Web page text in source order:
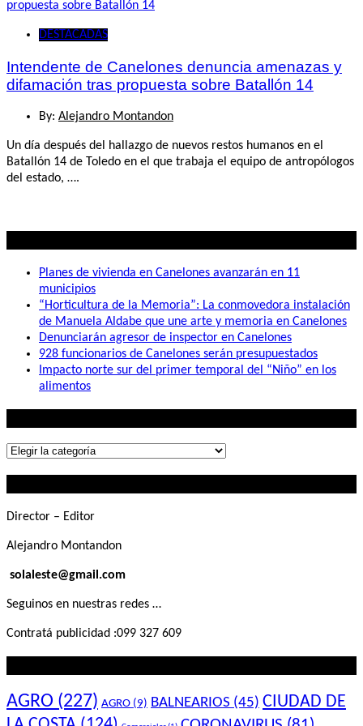
DESTACADAS
Intendente de Canelones denuncia amenazas y
difamación tras propuesta sobre Batallón 14
By: Alejandro Montandon
Un día después del hallazgo de nuevos restos humanos en el
Batallón 14 de Toledo en el que trabaja el equipo de antropólogos
del estado, ….
Planes de vivienda en Canelones avanzarán en 11
municipios
“Horticultura de la Memoria”: La conmovedora instalación
de Manuela Aldabe que une arte y memoria en Canelones
Denunciarán agresor de inspector en Canelones
928 funcionarios de Canelones serán presupuestados
Impacto norte sur del primer temporal del “Niño” en los
alimentos
Lo
Director – Editor
Alejandro Montandon
solaleste@gmail.com
Seguinos en nuestras redes …
Contratá publicidad :099 327 609
AGRO (227) AGRO (9) BALNEARIOS (45) CIUDAD DE